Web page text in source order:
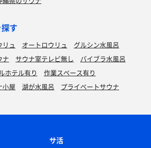
定食＋納豆
ゃうがな) 新岐阜の朝メッシはハムエッ
。 なんだかんだこれにしちゃう🤤
クーラー
す
リュ オートロウリュ
グルシン水風呂
ナ サウナ室テレビ無し
バイブラ水風呂
ホテル有り
作業スペース有り
小屋 湖が水風呂 プライベートサウナ
サ活